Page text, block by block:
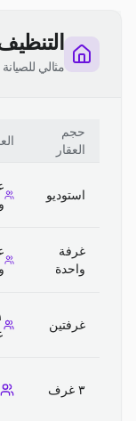
مثالي
حجم
العقار
استوديو
غرفة
واحدة
غرفتين
٣ غرف